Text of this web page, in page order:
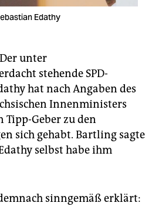
Edathy
Der unter
stehende SPD-
hat nach Angaben des
Innenministers
Geber zu den
sich gehabt. Bartling sagte
selbst habe ihm
sinngemäß erklärt: